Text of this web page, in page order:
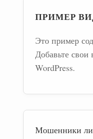
ПРИМЕР
Это пример
Добавьте
WordPress.
Мошенники